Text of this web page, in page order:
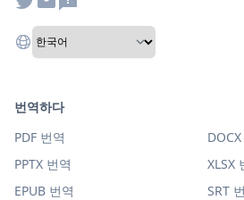
번역하다
PDF 번역
PPTX 번역
XLSX
EPUB 번역
SRT